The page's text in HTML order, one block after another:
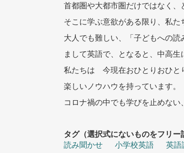
首都圏や大都市圏だけではなく
そこに学ぶ意欲がある限り、私た
大人でも難しい、「子どもへの読
まして英語で、となると、中高
私たちは 今現在おひとりおひと
楽しいノウハウを持っています。
コロナ禍の中でも学びを止めない
タグ（選択式にないものをフリー
読み聞かせ
小学校英語 英語